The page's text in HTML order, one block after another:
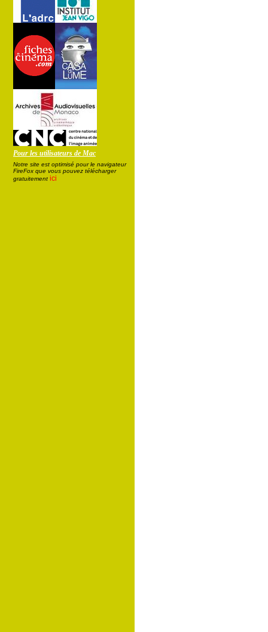
Pour les utilisateurs de Mac
Notre site est optimisé pour le navigateur
FireFox que vous pouvez télécharger
gratuitement ici